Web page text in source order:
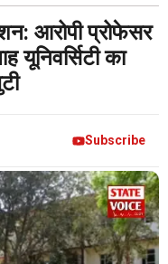
MP पुलिस जांच में जुटी
आरोपी प्रोफेसर
यूनिवर्सिटी का
Subscribe